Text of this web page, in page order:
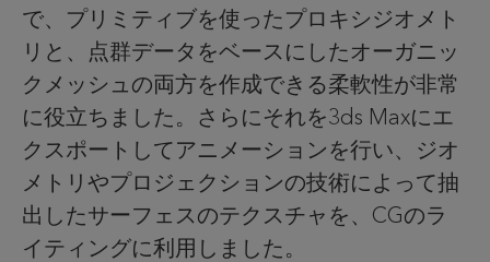
で、プリミティブを使ったプロキシジオメト
リと、点群データをベースにしたオーガニッ
クメッシュの両方を作成できる柔軟性が非常
に役立ちました。さらにそれを3ds Maxにエ
クスポートしてアニメーションを行い、ジオ
メトリやプロジェクションの技術によって抽
出したサーフェスのテクスチャを、CGのラ
イティングに利用しました。